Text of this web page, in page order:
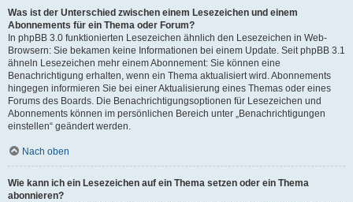
Was ist der Unterschied zwischen einem Lesezeichen und einem
Abonnements für ein Thema oder Forum?
In phpBB 3.0 funktionierten Lesezeichen ähnlich den Lesezeichen in Web-
Browsern: Sie bekamen keine Informationen bei einem Update. Seit phpBB 3.1
ähneln Lesezeichen mehr einem Abonnement: Sie können eine
Benachrichtigung erhalten, wenn ein Thema aktualisiert wird. Abonnements
hingegen informieren Sie bei einer Aktualisierung eines Themas oder eines
Forums des Boards. Die Benachrichtigungsoptionen für Lesezeichen und
Abonnements können im persönlichen Bereich unter „Benachrichtigungen
einstellen“ geändert werden.
Nach oben
Wie kann ich ein Lesezeichen auf ein Thema setzen oder ein Thema
abonnieren?